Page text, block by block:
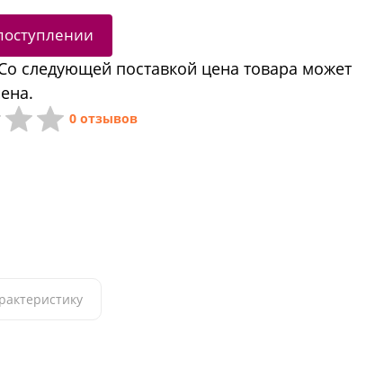
следующей поставкой цена товара может
0 отзывов